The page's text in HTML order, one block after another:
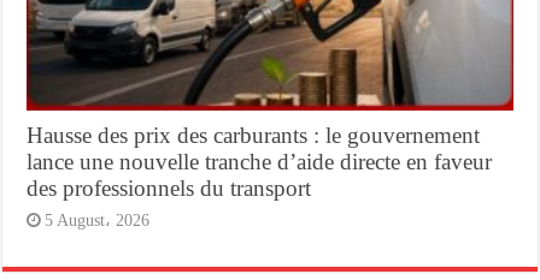
Hausse des prix des carburants : le gouvernement
lance une nouvelle tranche d’aide directe en faveur
des professionnels du transport
5 August، 2026